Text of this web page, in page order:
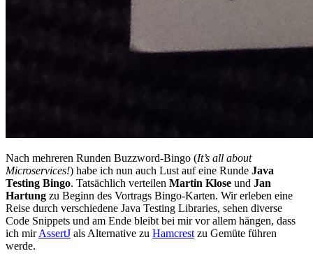
Nach mehreren Runden Buzzword-Bingo (It’s all about
Microservices!) habe ich nun auch Lust auf eine Runde Java
Testing Bingo. Tatsächlich verteilen Martin Klose und Jan
Hartung zu Beginn des Vortrags Bingo-Karten. Wir erleben eine
Reise durch verschiedene Java Testing Libraries, sehen diverse
Code Snippets und am Ende bleibt bei mir vor allem hängen, dass
ich mirAssertJ als Alternative zu Hamcrestzu Gemüte führen
werde.